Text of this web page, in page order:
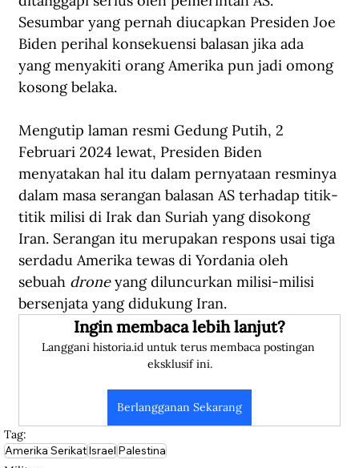
Sesumbar yang pernah diucapkan Presiden Joe
Biden perihal konsekuensi balasan jika ada
yang menyakiti orang Amerika pun jadi omong
kosong belaka.
Mengutip laman resmi Gedung Putih, 2
Februari 2024 lewat, Presiden Biden
menyatakan hal itu dalam pernyataan resminya
dalam masa serangan balasan AS terhadap titik-
titik milisi di Irak dan Suriah yang disokong
Iran. Serangan itu merupakan respons usai tiga
serdadu Amerika tewas di Yordania oleh
sebuah drone yang diluncurkan milisi-milisi
bersenjata yang didukung Iran.
Ingin membaca lebih lanjut?
Langgani historia.id untuk terus membaca postingan
eksklusif ini.
Berlangganan Sekarang
Tag:
Amerika SerikatIsraelPalestina